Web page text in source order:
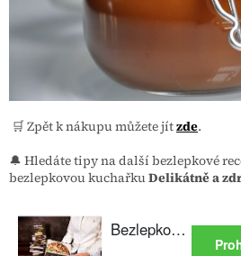
🛒 Zpět k nákupu můžete jítzde.
🔔 Hledáte tipy na další bezlepkové
bezlepkovou kuchařkuDelikátně a